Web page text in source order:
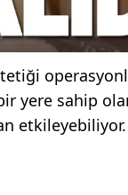
yere sahip
etkileyebiliyor.